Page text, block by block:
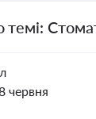
червня